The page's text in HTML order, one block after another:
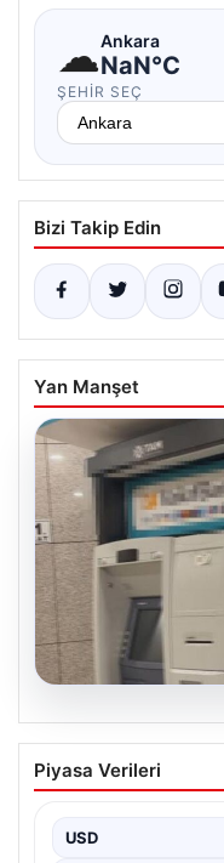
☁Ankara
NaN°C
ŞEHIR SEÇ
Bizi Takip Edin
Yan Manşet
06.08.2026
Ertuğrul
Üzerine İfade
hakaret’
alınan ifadesinde, bu
Piyasa Verileri
USD